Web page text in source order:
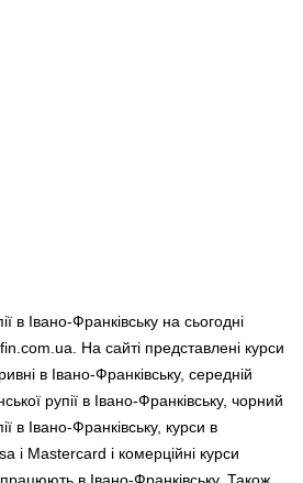
в Івано-Франківську на сьогодні
На сайті представлені курси
в Івано-Франківську, середній
рупії в Івано-Франківську, чорний
в Івано-Франківську, курси в
і Mastercard і комерційні курси